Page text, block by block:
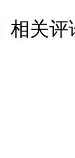
相关评